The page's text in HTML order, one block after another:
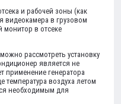
и рабочей зоны (как
видеокамера в грузовом
в отсеке
рассмотреть установку
является не
применение генератора
воздуха летом
необходимым для